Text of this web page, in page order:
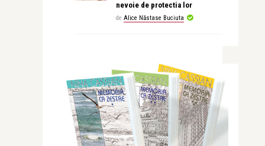
nevoie de protectia lor
de Alice Năstase Buciuta